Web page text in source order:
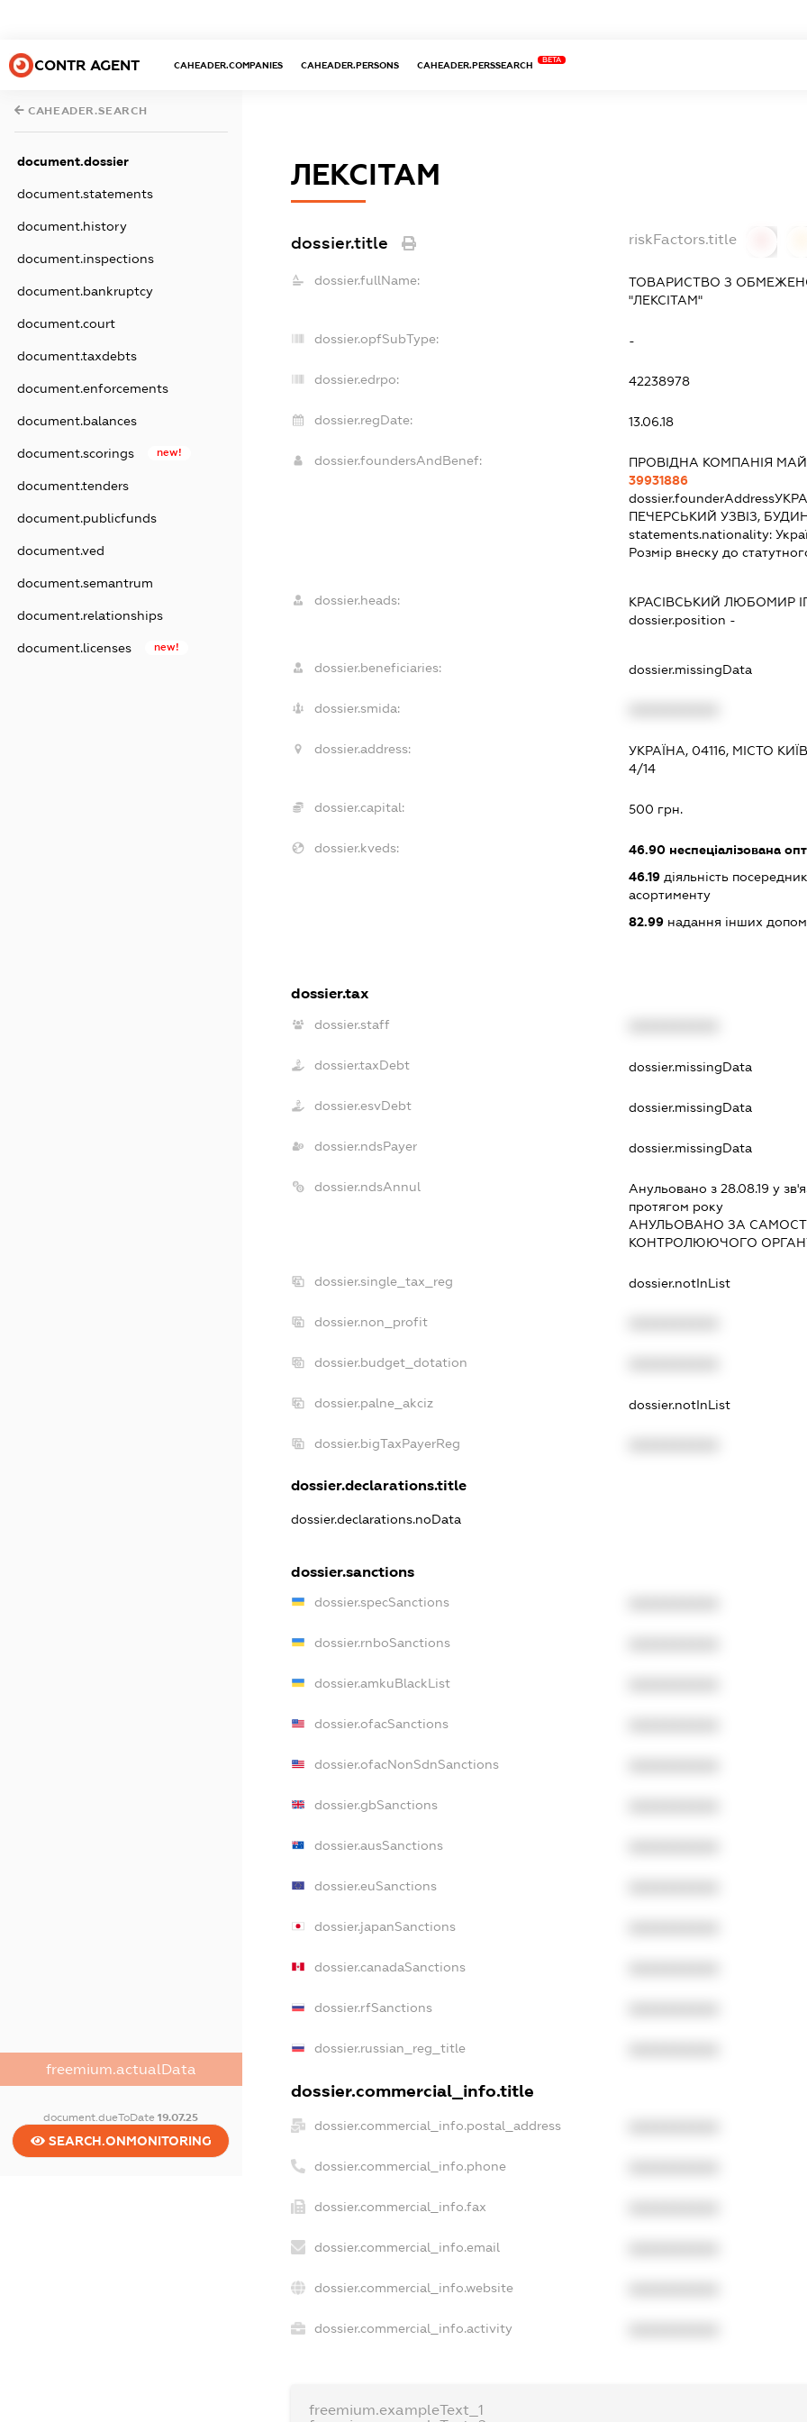
CONTR AGENT CAHEADER.COMPANIES CAHEADER.PERSONS CAHEADER.PERSSEARCH
BETA
CAHEADER.SEARCH
document.dossier
document.statements
document.history
document.inspections
document.bankruptcy
document.court
document.taxdebts
document.enforcements
document.balances
document.scorings new!
document.tenders
document.publicfunds
document.ved
document.semantrum
document.relationships
document.licenses new!
freemium.actualData
document.dueToDate19.07.25
SEARCH.ONMONITORING
ЛЕКСІТАМ
dossier.title riskFactors.title
dossier.fullName:
ТОВАРИСТВО З
"ЛЕКСІТАМ"
dossier.opfSubType: -
dossier.edrpo: 42238978
dossier.regDate: 13.06.18
dossier.foundersAndBenef:
ПРОВІДНА КОМПАНІЯ
39931886
dossier.founderAddress
ПЕЧЕРСЬКИЙ УЗВІЗ,
statements.nationality:
Розмір внеску до
dossier.heads: КРАСІВСЬКИЙ ЛЮБОМИР
dossier.position -
dossier.beneficiaries: dossier.missingData
dossier.smida:
dossier.address:
УКРАЇНА, 04116, МІСТО
4/14
dossier.capital: 500 грн.
dossier.kveds: 46.90неспеціалізована
46.19діяльність
асортименту
82.99надання інших
dossier.tax
dossier.staff
dossier.taxDebt dossier.missingData
dossier.esvDebt dossier.missingData
dossier.ndsPayer dossier.missingData
dossier.ndsAnnul Анульовано з 28.08.19 у
протягом року
АНУЛЬОВАНО ЗА
КОНТРОЛЮЮЧОГО
dossier.single_tax_reg dossier.notInList
dossier.non_profit
dossier.budget_dotation
dossier.palne_akciz dossier.notInList
dossier.bigTaxPayerReg
dossier.declarations.title
dossier.declarations.noData
dossier.sanctions
dossier.specSanctions
dossier.rnboSanctions
dossier.amkuBlackList
dossier.ofacSanctions
dossier.ofacNonSdnSanctions
dossier.gbSanctions
dossier.ausSanctions
dossier.euSanctions
dossier.japanSanctions
dossier.canadaSanctions
dossier.rfSanctions
dossier.russian_reg_title
dossier.commercial_info.title
dossier.commercial_info.postal_address
dossier.commercial_info.phone
dossier.commercial_info.fax
dossier.commercial_info.email
dossier.commercial_info.website
dossier.commercial_info.activity
freemium.exampleText_1